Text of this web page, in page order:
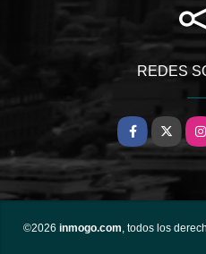
REDES
Facebook
X
©2026 inmogo.com, todos los